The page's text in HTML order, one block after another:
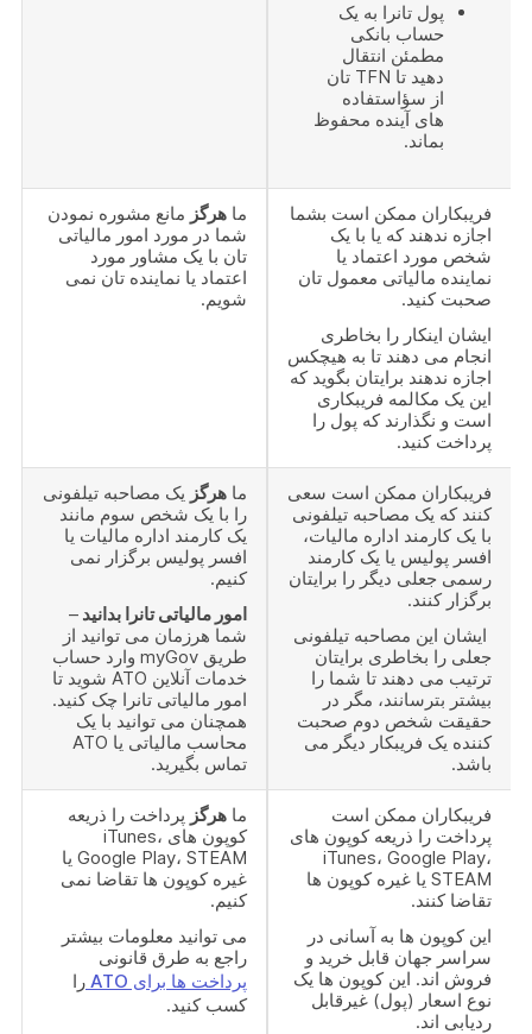
پول تانرا به یک
حساب بانکی
مطمئن انتقال
دهید تا TFN تان
از سؤاستفاده
های آینده محفوظ
بماند.
فریبکاران ممکن است بشما
اجازه ندهند که یا با یک
شخص مورد اعتماد یا
نماینده مالیاتی معمول تان
صحبت کنید.
ایشان اینکار را بخاطری
انجام می دهند تا به هیچکس
اجازه ندهند برایتان بگوید که
این یک مکالمه فریبکاری
است و نگذارند که پول را
پرداخت کنید.
ما هرگز مانع مشوره نمودن
شما در مورد امور مالیاتی
تان با یک مشاور مورد
اعتماد یا نماینده تان نمی
شویم.
فریبکاران ممکن است سعی
کنند که یک مصاحبه تیلفونی
با یک کارمند اداره مالیات،
افسر پولیس یا یک کارمند
رسمی جعلی دیگر را برایتان
برگزار کنند.
ایشان این مصاحبه تیلفونی
جعلی را بخاطری برایتان
ترتیب می دهند تا شما را
بیشتر بترسانند، مگر در
حقیقت شخص دوم صحبت
کننده یک فریبکار دیگر می
باشد.
ما هرگز یک مصاحبه تیلفونی
را با یک شخص سوم مانند
یک کارمند اداره مالیات یا
افسر پولیس برگزار نمی
کنیم.
امور مالیاتی تانرا بدانید –
شما هرزمان می توانید از
طریق myGov وارد حساب
خدمات آنلاین ATO شوید تا
امور مالیاتی تانرا چک کنید.
همچنان می توانید با یک
محاسب مالیاتی یا ATO
تماس بگیرید.
فریبکاران ممکن است
پرداخت را ذریعه کوپون های
iTunes، Google Play،
STEAM یا غیره کوپون ها
تقاضا کنند.
این کوپون ها به آسانی در
سراسر جهان قابل خرید و
فروش اند. این کوپون ها یک
نوع اسعار (پول) غیرقابل
ردیابی اند.
ما هرگز پرداخت را ذریعه
کوپون های iTunes،
Google Play، STEAM یا
غیره کوپون ها تقاضا نمی
کنیم.
می توانید معلومات بیشتر
راجع به طرق قانونی
پرداخت ها برای ATO
را
کسب کنید.